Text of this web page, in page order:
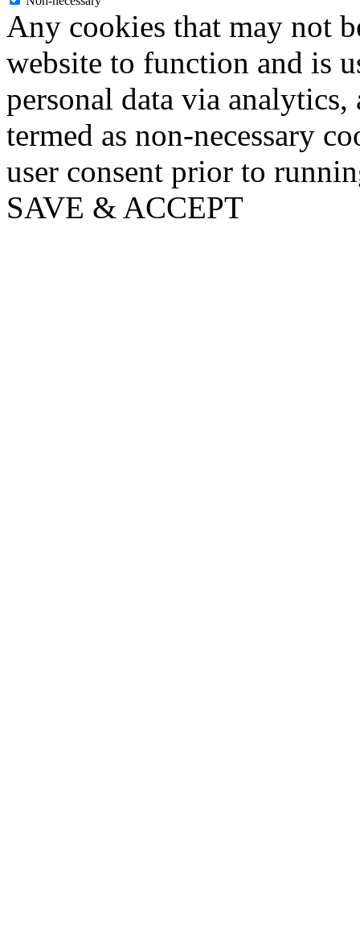
Any cookies that may not
website to function and is
personal data via analytics,
termed as non-necessary
user consent prior to
SAVE & ACCEPT